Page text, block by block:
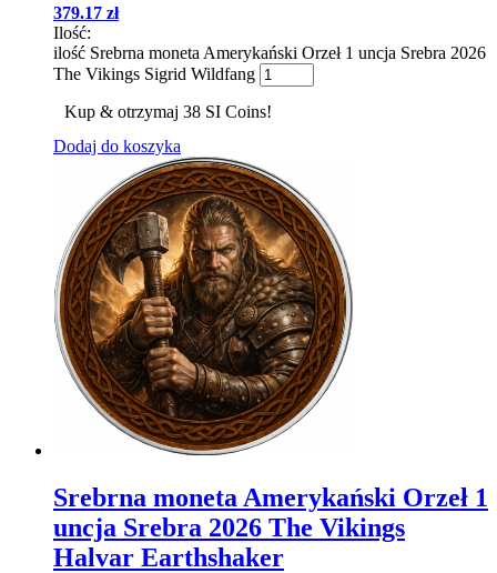
379.17 zł
Ilość:
ilość Srebrna moneta Amerykański Orzeł 1 uncja Srebra 2026
The Vikings Sigrid Wildfang
Kup & otrzymaj 38 SI Coins!
Dodaj do koszyka
Srebrna moneta Amerykański Orzeł 1
uncja Srebra 2026 The Vikings
Halvar Earthshaker